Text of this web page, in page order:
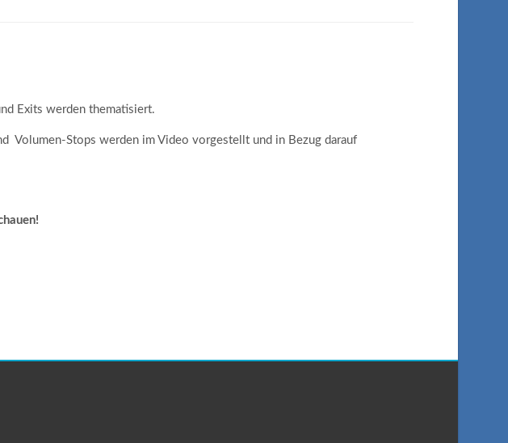
Exits werden thematisiert.
Volumen-Stops werden im Video vorgestellt und in Bezug darauf